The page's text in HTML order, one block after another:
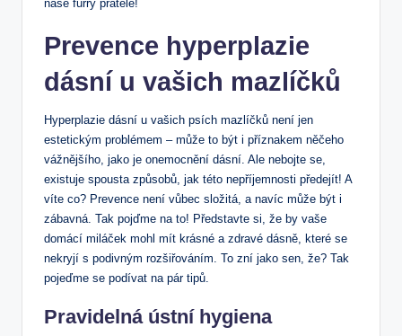
naše furry přátele!
Prevence hyperplazie
dásní u vašich mazlíčků
Hyperplazie dásní u vašich psích mazlíčků není jen
estetickým problémem – může to být i příznakem něčeho
vážnějšího, jako je onemocnění dásní. Ale nebojte se,
existuje spousta způsobů, jak této nepříjemnosti předejít! A
víte co? Prevence není vůbec složitá, a navíc může být i
zábavná. Tak pojďme na to! Představte si, že by vaše
domácí miláček mohl mít krásné a zdravé dásně, které se
nekryjí s podivným rozšiřováním. To zní jako sen, že? Tak
pojeďme se podívat na pár tipů.
Pravidelná ústní hygiena